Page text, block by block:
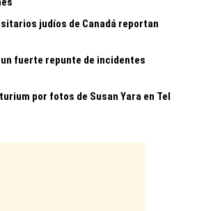
judíos de Canadá reportan
fuerte repunte de incidentes
por fotos de Susan Yara en Tel